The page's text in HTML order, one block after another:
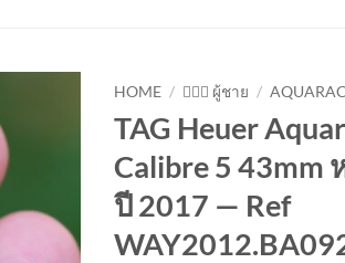
Wishlist
HOME / 🙋🏻‍♂️ ผู้ชาย /
TAG Heuer
Calibre 5 43mm
ปี 2017 — Ref